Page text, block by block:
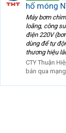
hố móng
Máy bơm
loãng, công
điện 220V
dùng để tự
thương hiệu
CTY Thuận
bán qua mạng